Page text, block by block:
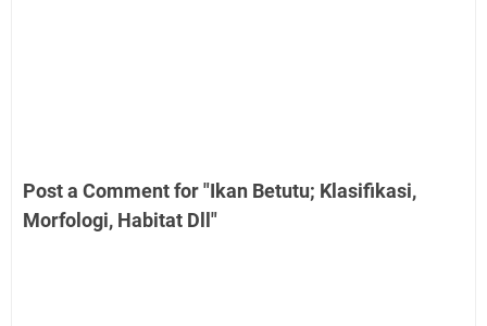
Post a Comment for "Ikan Betutu; Klasifikasi,
Morfologi, Habitat Dll"